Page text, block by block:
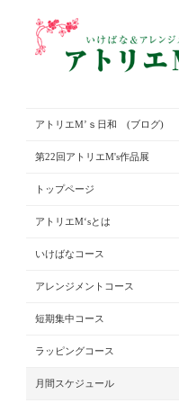
アトリエM’ｓ日和 (ブログ)
第22回アトリエM's作品展
トップページ
アトリエM‘sとは
いけばなコース
アレンジメントコース
短期集中コース
ラッピングコース
月間スケジュール